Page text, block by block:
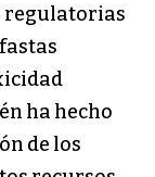
regulatorias
ha hecho
de los